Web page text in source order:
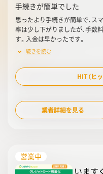
手続きが簡単でした
思ったより手続きが簡単で、ス
率は少し下がりましたが、手数
す。入金は早かったです。
続きを読む
HIT（ヒ
業者詳細を見る
営業中
います